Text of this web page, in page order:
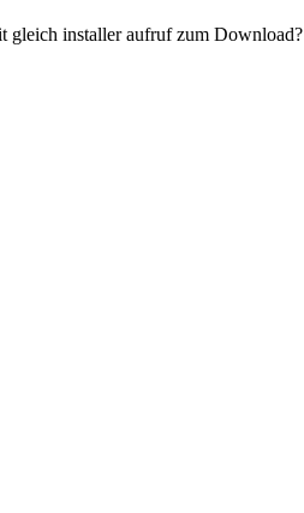
gleich installer aufruf zum Download?